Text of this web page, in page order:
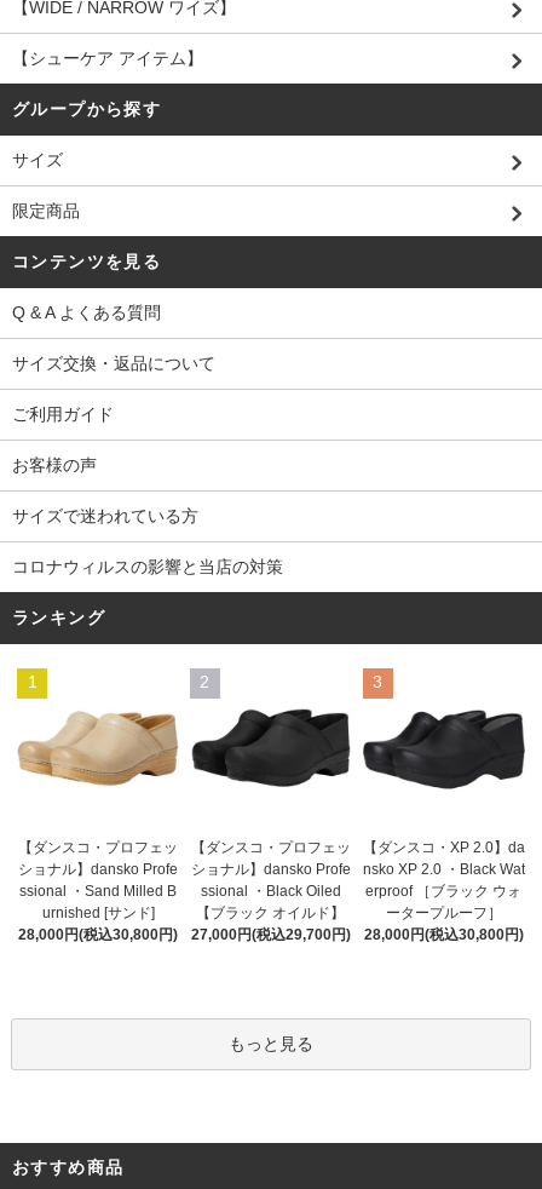
【WIDE / NARROW ワイズ】
【シューケア アイテム】
グループから探す
サイズ
限定商品
コンテンツを見る
Q & A よくある質問
サイズ交換・返品について
ご利用ガイド
お客様の声
サイズで迷われている方
コロナウィルスの影響と当店の対策
ランキング
1
【ダンスコ・プロフェッ
ショナル】dansko Profe
ssional ・Sand Milled B
urnished [サンド]
28,000円(税込30,800円)
2
【ダンスコ・プロフェッ
ショナル】dansko Profe
ssional ・Black Oiled
【ブラック オイルド】
27,000円(税込29,700円)
3
【ダンスコ・XP 2.0】da
nsko XP 2.0 ・Black Wat
erproof ［ブラック ウォ
ータープルーフ］
28,000円(税込30,800円)
もっと見る
おすすめ商品